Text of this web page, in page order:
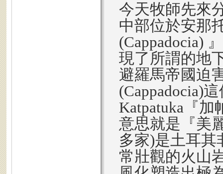
今天牧師先來
中部位於安那
(Cappadocia)
現了所謂的地
避羅馬帝國迫
(Cappadocia)
Katpatuka『
意思就是『美
多家)是土耳其
常壯觀的火山